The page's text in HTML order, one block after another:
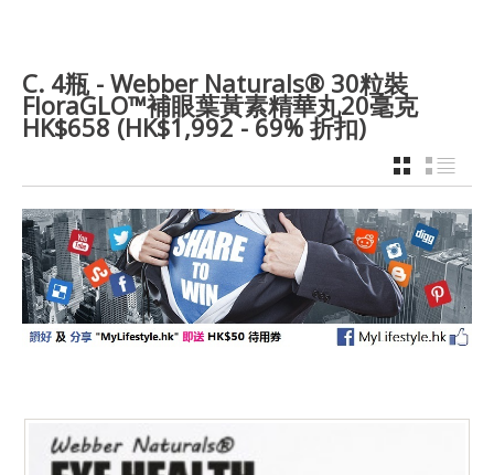
C. 4瓶 - Webber Naturals® 30粒裝
FloraGLO™補眼葉黃素精華丸20毫克
HK$658 (HK$1,992 - 69% 折扣)
GRID